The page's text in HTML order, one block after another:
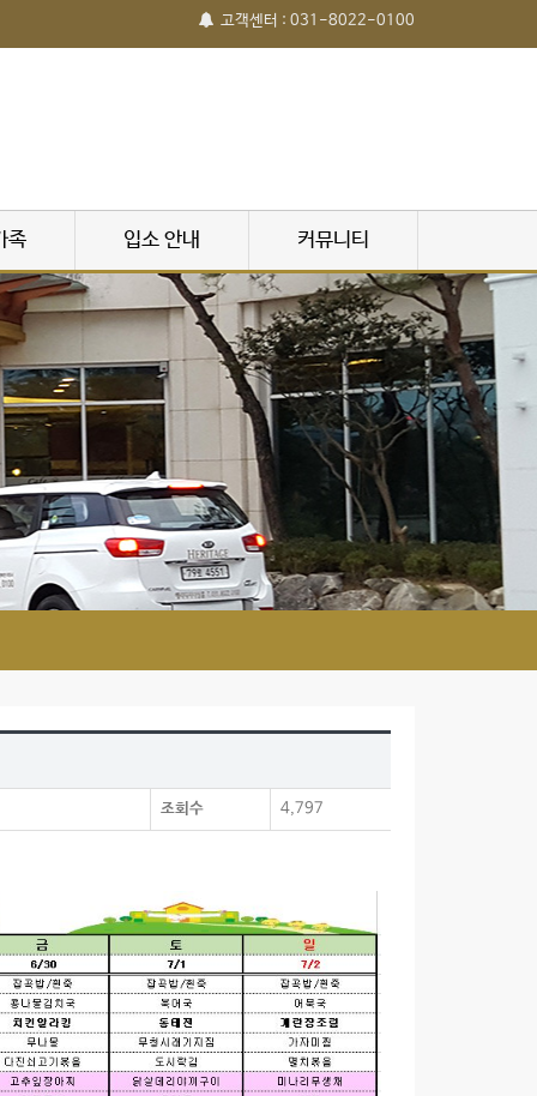
고객센터 : 031-8022-0100
족 입소 안내 커뮤니티
조회수 4,797